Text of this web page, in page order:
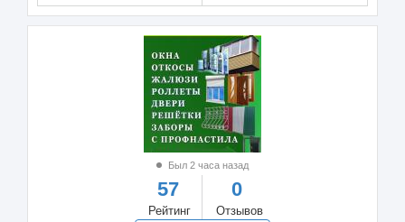
Был 2 часа назад
57
Рейтинг
0
Отзывов